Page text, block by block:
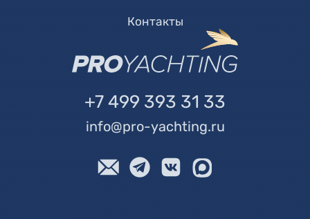
Контакты
+7 499 393 31 33
info@pro-yachting.ru